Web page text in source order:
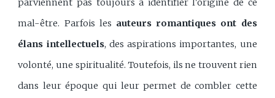
parviennent pas toujours à identifier l'origine de ce
mal-être. Parfois les auteurs romantiques ont des
élans intellectuels, des aspirations importantes, une
volonté, une spiritualité. Toutefois, ils ne trouvent rien
dans leur époque qui leur permet de combler cette